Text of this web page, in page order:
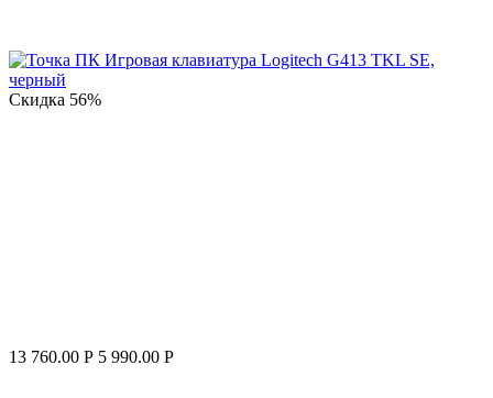
Скидка 56%
13 760.00 Р 5 990.00 Р